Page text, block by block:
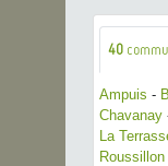
40
Ampuis -
Chavanay
La
Roussillon